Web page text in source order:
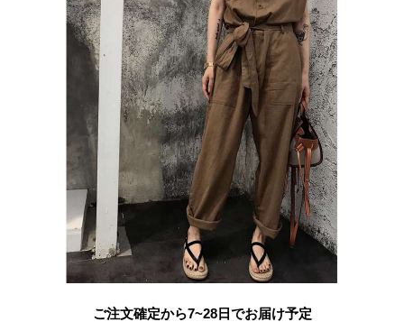
ご注文確定から7~28日でお届け予定